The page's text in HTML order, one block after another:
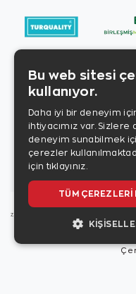
Copyright ©
Zen Diamond
Turquality
Bu web sitesi
kullanıyor.
Daha iyi bir deneyim
ihtiyacımız var. Sizlere
deneyim sunabilmek
çerezler
için tıklayınız.
TÜM ÇEREZLERI